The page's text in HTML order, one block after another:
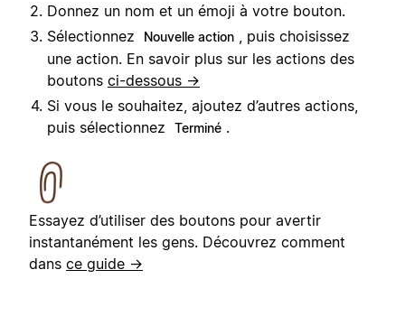
Donnez un nom et un émoji à votre bouton.
Sélectionnez
Nouvelle action
, puis choisissez
une action. En savoir plus sur les actions des
boutons ci-dessous →
Si vous le souhaitez, ajoutez d’autres actions,
puis sélectionnez
Terminé .
Essayez d’utiliser des boutons pour avertir
instantanément les gens. Découvrez comment
dans ce guide →